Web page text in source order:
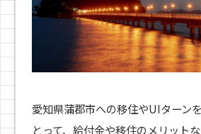
愛知県蒲郡市への移住やUIターン
とって、給付金や移住のメリット